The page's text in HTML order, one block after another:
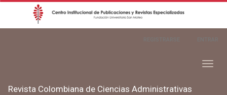
Toggle
Revista Colombiana de Ciencias Administrativas